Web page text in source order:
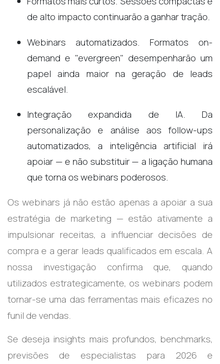
de alto impacto continuarão a ganhar tração.
Webinars automatizados. Formatos on-
demand e "evergreen" desempenharão um
papel ainda maior na geração de leads
escalável.
Integração expandida de IA. Da
personalização e análise aos follow-ups
automatizados, a inteligência artificial irá
apoiar — e não substituir — a ligação humana
que torna os webinars poderosos.
Os webinars já não estão apenas a apoiar a sua
estratégia de marketing — estão ativamente a
impulsionar receitas, a influenciar decisões de
compra e a gerar leads qualificados em escala. A
nossa investigação confirma que, quando
utilizados estrategicamente, os webinars podem
tornar-se uma das ferramentas mais eficazes no
funil de vendas.
Se deseja insights mais profundos, benchmarks,
previsões de especialistas para 2026 e